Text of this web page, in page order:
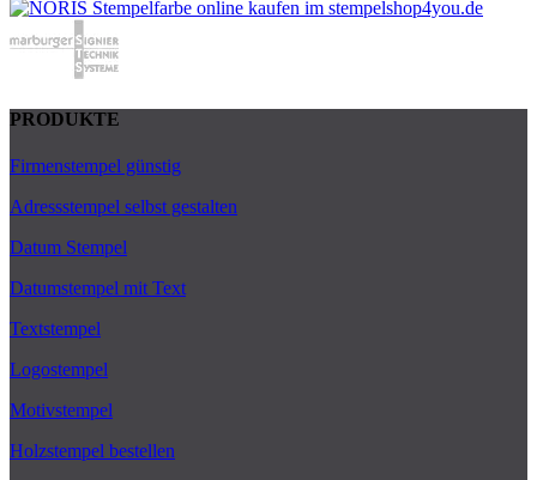
PRODUKTE
Firmenstempel günstig
Adressstempel selbst gestalten
Datum Stempel
Datumstempel mit Text
Textstempel
Logostempel
Motivstempel
Holzstempel bestellen